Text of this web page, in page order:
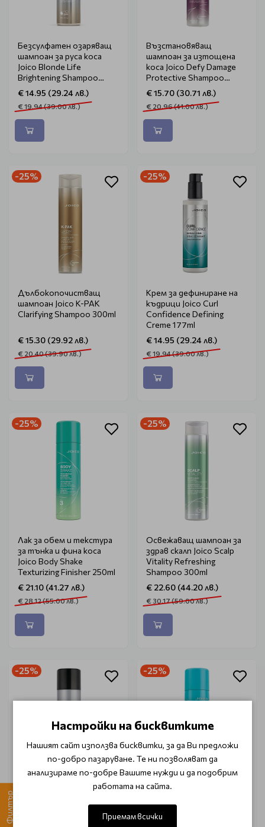
Филтър
Безсулфатен озаряващ
шампоан за руса коса
Joico Blonde Life
Brightening Shampoo
300ml
€ 14.95 (29.24 лв.)
€ 19.94 (39.00 лв.)
Възстановяващ
шампоан за изтощена
коса Joico Defy Damage
Protective Shampoo
300ml
€ 15.70 (30.71 лв.)
€ 20.96 (41.00 лв.)
-25%
Дълбокопочистващ
шампоан Joico K-PAK
Clarifying Shampoo 300ml
€ 15.30 (29.92 лв.)
€ 20.40 (39.90 лв.)
-25%
Крем за дефиниране на
къдрици Joico Curl
Confidence Defining
Creme 177ml
€ 14.95 (29.24 лв.)
€ 19.94 (39.00 лв.)
-25%
Лак за обем и текстура
за тънка и фина коса
Joico Body Shake
Texturizing Finisher 250ml
€ 21.10 (41.27 лв.)
€ 28.12 (55.00 лв.)
-25%
Освежаващ шампоан за
здрав скалп Joico Scalp
Vitality Refreshing
Shampoo 300ml
€ 22.60 (44.20 лв.)
€ 30.17 (59.00 лв.)
-25% -25%
Текстуриращ спрей за
Beach Shake Texturizing
Finisher 250ml
Настройки на бисквитките
Нашият сайт използва бисквитки, за да Ви предложи
по-добро пазаруване. Те ни позволяват да
анализираме по-добре Вашите нужди и да подобрим
работата на сайта.
Приемам всички